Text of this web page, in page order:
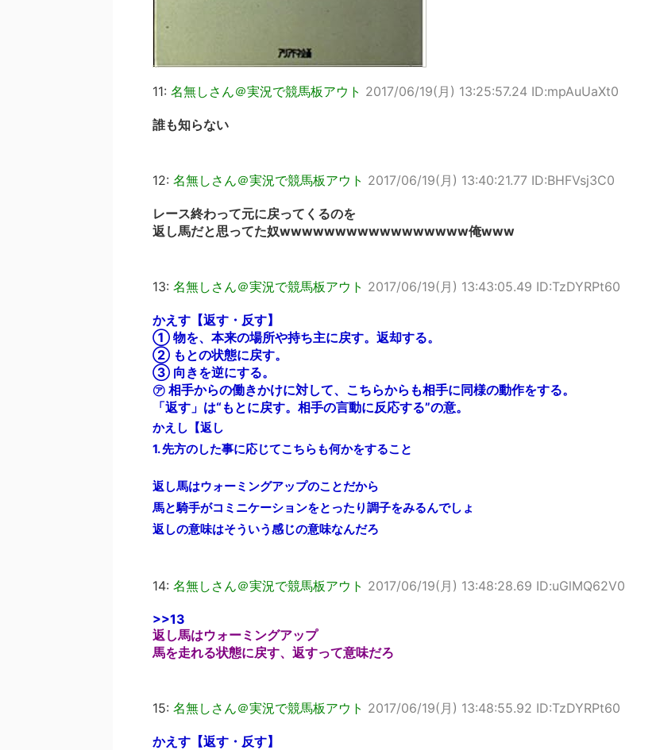
11: 名無しさん＠実況で競馬板アウト 2017/06/19(月) 13:25:57.24 ID:mpAuUaXt0
誰も知らない
12: 名無しさん＠実況で競馬板アウト 2017/06/19(月) 13:40:21.77 ID:BHFVsj3C0
レース終わって元に戻ってくるのを
返し馬だと思ってた奴wwwwwwwwwwwwwwwww俺www
13: 名無しさん＠実況で競馬板アウト 2017/06/19(月) 13:43:05.49 ID:TzDYRPt60
かえす【返す・反す】
① 物を、本来の場所や持ち主に戻す。返却する。
② もとの状態に戻す。
③ 向きを逆にする。
㋐ 相手からの働きかけに対して、こちらからも相手に同様の動作をする。
「返す」は“もとに戻す。相手の言動に反応する”の意。
かえし【返し
1. 先方のした事に応じてこちらも何かをすること
返し馬はウォーミングアップのことだから
馬と騎手がコミニケーションをとったり調子をみるんでしょ
返しの意味はそういう感じの意味なんだろ
14: 名無しさん＠実況で競馬板アウト 2017/06/19(月) 13:48:28.69 ID:uGlMQ62V0
>>13
返し馬はウォーミングアップ
馬を走れる状態に戻す、返すって意味だろ
15: 名無しさん＠実況で競馬板アウト 2017/06/19(月) 13:48:55.92 ID:TzDYRPt60
かえす【返す・反す】